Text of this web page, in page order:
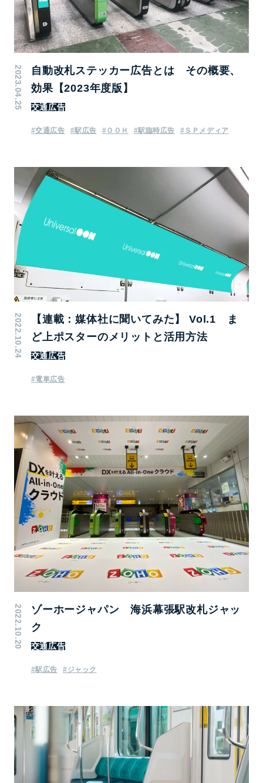
2023.04.25
自動改札ステッカー広告とは その概要、
効果【2023年度版】
交通広告
#交通広告 #駅広告 #ＯＯＨ #駅臨時広告 #ＳＰメディア
2022.10.24
【連載：媒体社に聞いてみた】 Vol.1 ま
ど上ポスターのメリットと活用方法
交通広告
#電車広告
2022.10.20
ゾーホージャパン 海浜幕張駅改札ジャッ
ク
交通広告
#駅広告 #ジャック